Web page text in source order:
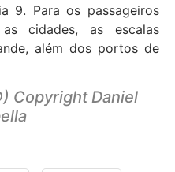
9. Para os passageiros
cidades, as escalas
além dos portos de
Copyright Daniel